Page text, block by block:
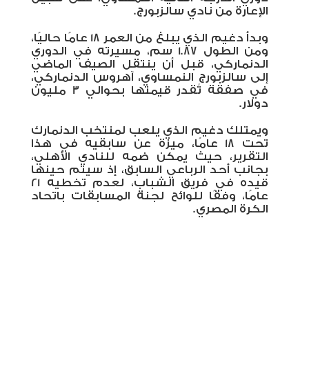
الإعارة من نادي سالزبورج.
وبدأ دغيم الذي يبلغ من العمر 18 عامًا حاليًا،
ومن الطول 1.87 سم، مسيرته في الدوري
الدنماركي، قبل أن ينتقل الصيف الماضي
إلى سالزبورج النمساوي، آهروس الدنماركي،
في صفقة تُقدر قيمتها بحوالي 3 مليون
دولار.
ويمتلك دغيم الذي يلعب لمنتخب الدنمارك
تحت 18 عامًا، ميزة عن سابقيه في هذا
التقرير، حيث يمكن ضمه للنادي الأهلي،
بجانب أحد الرباعي السابق، إذ سيتم حينها
قيده في فريق الشباب، لعدم تخطيه 21
عامًا، وفقًا للوائح لجنة المسابقات باتحاد
الكرة المصري.